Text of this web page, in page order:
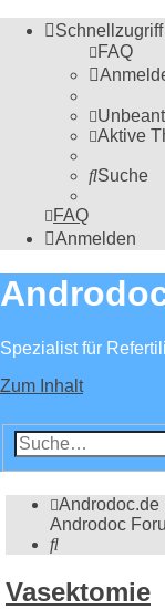
Schnellzugriff
FAQ
Aktive
Suche
FAQ
Anmelden
Spezialist für
Zum Inhalt
Androdoc.de
Androdoc
Suche
Vasektomie